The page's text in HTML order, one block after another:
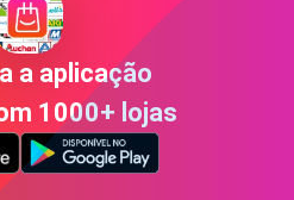
a aplicação
1000+ lojas